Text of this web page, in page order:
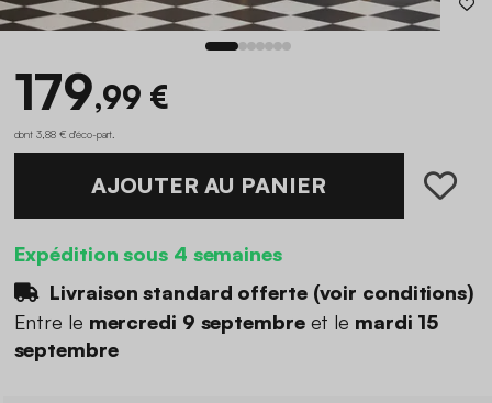
179,99 €
dont 3,88 € d'éco-part
AJOUTER AU PANIER
Expédition sous 4 semaines
Livraison standard offerte (voir conditions)
Entre le mercredi 9 septembreet le mardi 15
septembre